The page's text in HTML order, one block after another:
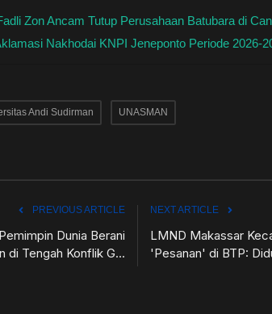
Zon Ancam Tutup Perusahaan Batubara di
Nakhodai KNPI Jeneponto Periode 2026-
Andi Sudirman UNASMAN
PREVIOUS ARTICLE
Dunia Berani
di Tengah Konflik G...
NEXT ARTICLE
LMND Makassar
'Pesanan' di BTP: